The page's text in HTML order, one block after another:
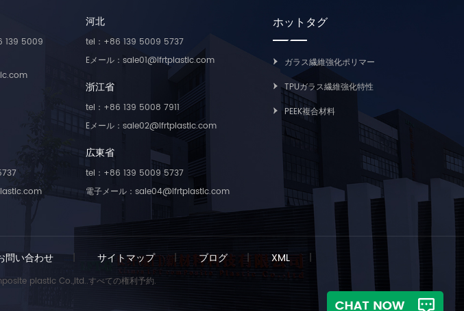
が可能です 6. アジア、ヨーロッパ、北
米、中東に世界中で販売
25mmまで製作可能です。同社の長繊
維連続浸透強化熱可塑性プラスチック
格しており、製品は多くの国内商標と
特許を取得しています。
す。高湿度下でも二酸化炭素と酸素。
最終市場では、MXD6 が単独で使用さ
れることはほとんどなく、通常は変性
成分として他のポリマーに添加されま
す。MXD6 を含む材料は主に自動車お
よび包装分野で使用されます。 MXD6
は、エンジニアリング プラスチックと
して、電動工具、磁性材料、自動車の
シェル、シャーシ、ガーダー、エンジ
ン付属品などの自動車産業における金
属材料の使用を置き換えることができ
ます。 私たちはあなたに以下を提供し
ます： 1）LFTおよびLFRT材料の技術パ
ラメータと最先端の設計。 2) 金型前
面の設計と推奨事項； 3)射出成形、押
出成形などの技術サポートを提供しま
す。 システム認証 品質マネジメントシ
ステム ISO9001/1949認証取得 国立研
究所認定証明書 変性プラスチック革新
企業 名誉証明書 重金属 REACH および
ROHS テスト
ラス長繊維コンパウンド ガラス繊維強
化 PPA 複合材料は、その高温耐性、高
スチックに置き換えるのに最適な樹脂
と考えられています。長ガラス繊維強
化 PPA 複合材料は、従来の短繊維強化
ペレットよりも優れた物理的および機
械的特性を備えています。 LCFとSGF
参考用のデータシート アプリケーショ
ン お客様と私たち ようこそお問い合わ
139 5009
河北
tel：+86 139 5009 5737
Eメール：sale01@lfrtplastic.com
浙江省
tel：+86 139 5008 7911
Eメール：sale02@lfrtplastic.com
広東省
tel：+86 139 5009 5737
電子メール：sale04@lfrtplastic.com
ホットタグ
ガラス繊維強化ポリマー
TPUガラス繊維強化特性
PEEK複合材料
問い合わせ | サイトマップ | ブログ | XML |
plastic Co.,ltd..すべての権利予約.